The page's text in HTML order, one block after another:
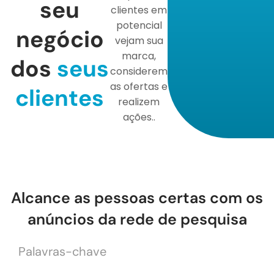
seu
negócio
dos seus
clientes
clientes em
potencial
vejam sua
marca,
considerem
as ofertas e
realizem
ações..
Alcance as pessoas certas com os
anúncios da rede de pesquisa
Palavras-chave